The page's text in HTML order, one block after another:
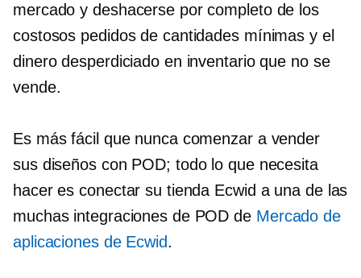
mercado y deshacerse por completo de los
costosos pedidos de cantidades mínimas y el
dinero desperdiciado en inventario que no se
vende.
Es más fácil que nunca comenzar a vender
sus diseños con POD; todo lo que necesita
hacer es conectar su tienda Ecwid a una de las
muchas integraciones de POD de Mercado de
aplicaciones de Ecwid.